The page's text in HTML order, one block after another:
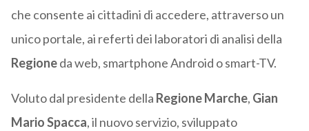
che consente ai cittadini di accedere, attraverso un
unico portale, ai referti dei laboratori di analisi della
Regioneda web, smartphone Android o smart-TV.
Voluto dal presidente della Regione Marche, Gian
Mario Spacca, il nuovo servizio, sviluppato